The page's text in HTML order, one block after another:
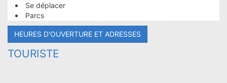
Se déplacer
Parcs
HEURES D'OUVERTURE ET ADRESSES
TOURISTE